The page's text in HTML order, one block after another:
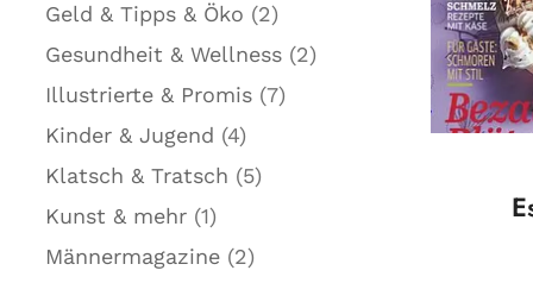
Geld & Tipps & Öko (2)
Gesundheit & Wellness (2)
Illustrierte & Promis (7)
Kinder & Jugend (4)
Klatsch & Tratsch (5)
Kunst & mehr (1)
Männermagazine (2)